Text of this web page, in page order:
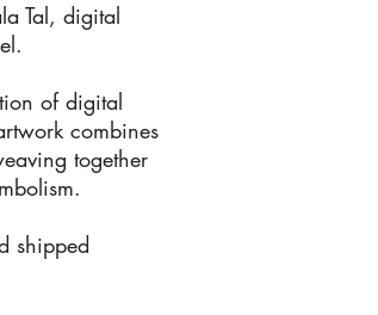
Tal, digital
of digital
combines
together
shipped